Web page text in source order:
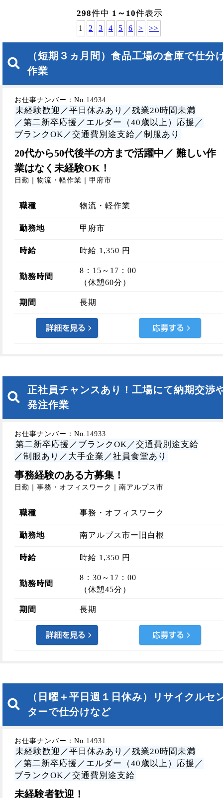
298件中 1～10件表示
1 2 3 4 5 6 > >>
（短期３ヵ月間）食品工場の倉庫で仕分
作業
お仕事ナンバー：No.14934
未経験歓迎／平日休みあり／残業20時間未満
／第二新卒応援／エルダー（40歳以上）応援／
ブランクOK／交通費別途支給／制服あり
20代から50代後半の方まで活躍中／ 難しい作
業はなく未経験OK！
日勤｜物流・軽作業｜甲府市
職種 物流・軽作業
勤務地 甲府市
時給 時給 1,350 円
勤務時間
8：15～17：00
（休憩60分）
期間 長期
正社員チャンスあり！工場にて納期交渉
発注作業
お仕事ナンバー：No.14933
第二新卒応援／ブランクOK／交通費別途支給
／制服あり／大手企業／社員食堂あり
事務経験のある方募集！
日勤｜事務・オフィスワーク｜南アルプス市
職種 事務・オフィスワーク
勤務地 南アルプス市ー旧白根
時給 時給 1,350 円
勤務時間
8：30～17：00
（休憩45分）
期間 長期
（日曜＋平日週１日休み）リサイクルセ
ターで仕分けなど
お仕事ナンバー：No.14931
未経験歓迎／平日休みあり／残業20時間未満
／第二新卒応援／エルダー（40歳以上）応援／
ブランクOK／交通費別途支給
未経験者歓迎！